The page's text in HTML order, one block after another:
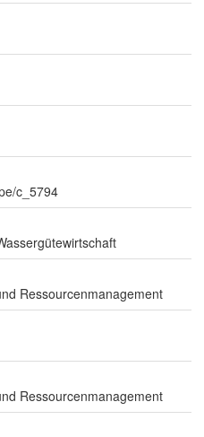
c_5794
Ressourcenmanagement
Ressourcenmanagement